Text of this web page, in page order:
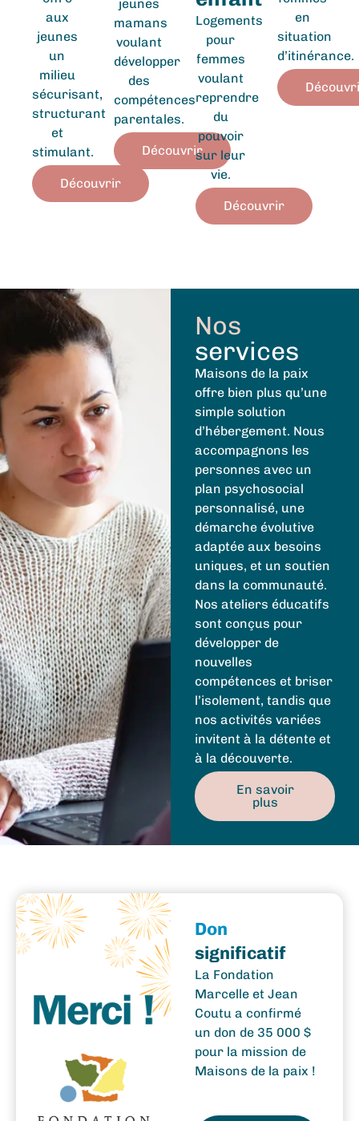
aux
jeunes
un
milieu
sécurisant,
structurant
et
stimulant.
Découvrir
jeunes
mamans
voulant
développer
des
compétences
parentales.
Découvrir
Logements
pour
femmes
voulant
reprendre
du
pouvoir
sur leur
vie.
Découvrir
en
situation
d’itinérance.
Nos
services
Maisons de la paix
offre bien plus qu’une
simple solution
d’hébergement. Nous
accompagnons les
personnes avec un
plan psychosocial
personnalisé, une
démarche évolutive
adaptée aux besoins
uniques, et un soutien
dans la communauté.
Nos ateliers éducatifs
sont conçus pour
développer de
nouvelles
compétences et briser
l’isolement, tandis que
nos activités variées
invitent à la détente et
à la découverte.
En savoir
plus
Don
significatif
La Fondation
Marcelle et Jean
Coutu a confirmé
un don de 35 000 $
pour la mission de
Maisons de la paix !